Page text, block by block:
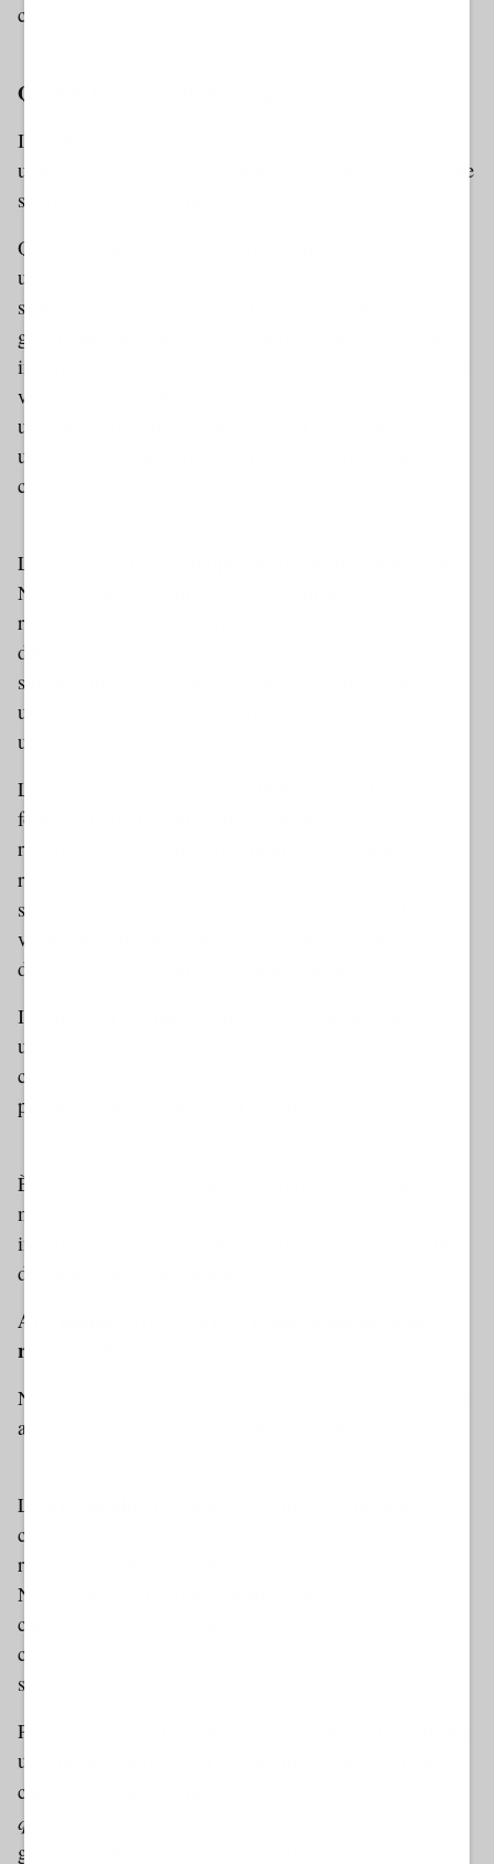
contribuiscono a costruire le risposte online.
Quando la ricerca diventa risposta
Il cambiamento in corso non riguarda solo gli strumenti
usati dagli specialisti. Riguarda il modo in cui le persone
si orientano nella complessità.
Quando un utente chiede a un sistema AI un consiglio,
una spiegazione o un confronto, spesso non riceve una
semplice lista di siti da consultare. Riceve una risposta
già organizzata. Questo può semplificare l’accesso alle
informazioni, ma apre anche nuove domande: quali fonti
vengono selezionate? Quali restano fuori? In che modo
un contenuto viene riassunto? E con quali criteri
un’organizzazione, un progetto o un’azienda vengono
considerati autorevoli?
La SEO for AI nasce proprio da questa trasformazione.
Non si occupa soltanto di posizionamento sui motori di
ricerca, ma del rapporto tra contenuti, autorevolezza,
dati, reputazione e sistemi generativi. In altre parole,
studia come le informazioni vengono comprese e
utilizzate dalle intelligenze artificiali quando producono
una risposta.
La questione, secondo
founder di SEOZoom, riguarda proprio il rischio di
restare esclusi dai nuovi luoghi in cui si formano le
risposte. “
sintetizzato Di Biasi, richiamando il passaggio da una
visibilità costruita intorno al clic a una presenza capace
di essere riconosciuta dai sistemi generativi.
Il punto non è soltanto comparire online, ma capire se
una fonte viene selezionata, se viene descritta
correttamente e se riesce a mantenere un ruolo nel
passaggio dalla ricerca alla risposta.
È un tema tecnico, ma anche culturale. Perché nel
momento in cui l’AI diventa un filtro tra le persone e le
informazioni, la qualità delle fonti e la loro leggibilità
diventano questioni centrali.
AI Visibility, GEO e AEO: le nuove parole della
ricerca online
Nel lessico della nuova ricerca entrano concetti che fino
a poco tempo fa erano confinati agli addetti ai lavori.
La
come un brand, un sito o una fonte compaiono nelle
risposte prodotte dai sistemi di intelligenza artificiale.
Non si tratta soltanto di contare visite o clic, ma di
capire se una realtà viene citata, ignorata, associata
correttamente al proprio settore o confrontata con altri
soggetti.
Per Di Biasi, la AI Visibility serve proprio a trasformare
un fenomeno difficile da leggere in un dato osservabile:
capire se il brand compare, “
quali contesti e con quali associazioni
generativi che influenzano una parte crescente del